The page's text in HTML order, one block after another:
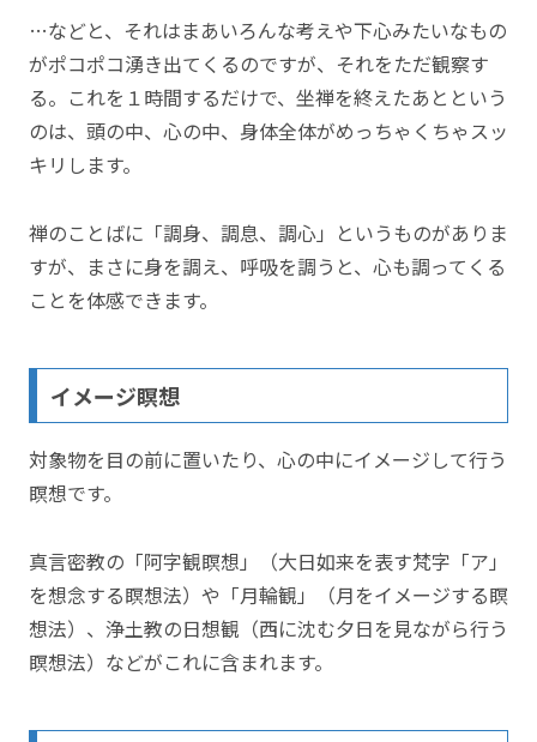
…などと、それはまあいろんな考えや下心みたいなもの
がポコポコ湧き出てくるのですが、それをただ観察す
る。これを１時間するだけで、坐禅を終えたあとという
のは、頭の中、心の中、身体全体がめっちゃくちゃスッ
キリします。
禅のことばに「調身、調息、調心」というものがありま
すが、まさに身を調え、呼吸を調うと、心も調ってくる
ことを体感できます。
イメージ瞑想
対象物を目の前に置いたり、心の中にイメージして行う
瞑想です。
真言密教の「阿字観瞑想」（大日如来を表す梵字「ア」
を想念する瞑想法）や「月輪観」（月をイメージする瞑
想法）、浄土教の日想観（西に沈む夕日を見ながら行う
瞑想法）などがこれに含まれます。